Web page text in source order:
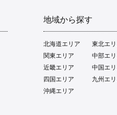
地域から探す
北海道エリア
東北エ
関東エリア
中部エ
近畿エリア
中国エ
四国エリア
九州エ
沖縄エリア